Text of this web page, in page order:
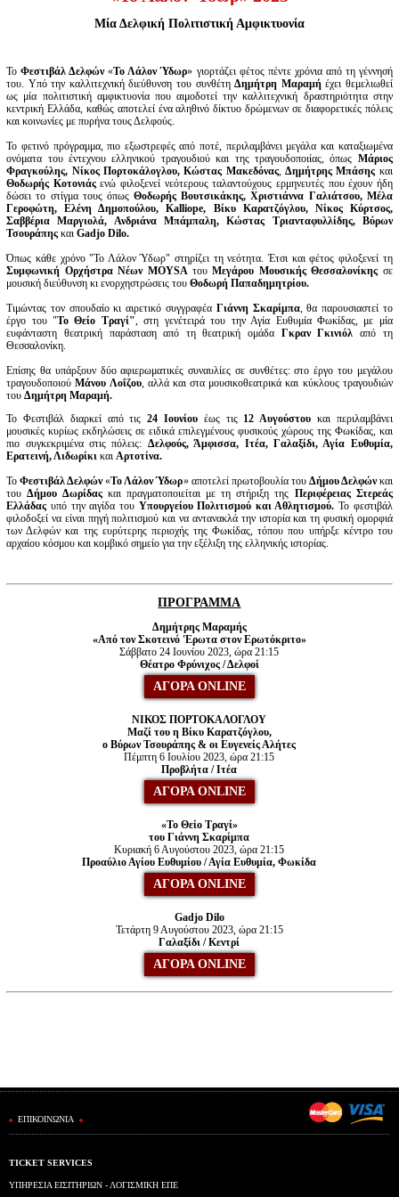
Είσοδος διαχειριστή
Μία Δελφική Πολιτιστική Αμφικτυονία
ΤοΦεστιβάλ Δελφών«Το Λάλον Ύδωρ» γιορτάζει φέτος πέντε χρόνια από τη γέννησή
του. Υπό την καλλιτεχνική διεύθυνση του συνθέτηΔημήτρη Μαραμήέχει θεμελιωθεί
ως μία πολιτιστική αμφικτυονία που αιμοδοτεί την καλλιτεχνική δραστηριότητα στην
κεντρική Ελλάδα, καθώς αποτελεί ένα αληθινό δίκτυο δρώμενων σε διαφορετικές πόλεις
και κοινωνίες με πυρήνα τους Δελφούς.
Το φετινό πρόγραμμα, πιο εξωστρεφές από ποτέ, περιλαμβάνει μεγάλα και καταξιωμένα
ονόματα του έντεχνου ελληνικού τραγουδιού και της τραγουδοποιίας, όπως Μάριος
Φραγκούλης, Νίκος Πορτοκάλογλου, Κώστας Μακεδόνας,Δημήτρης Μπάσης και
Θοδωρής Κοτονιάςενώ φιλοξενεί νεότερους ταλαντούχους ερμηνευτές που έχουν ήδη
δώσει το στίγμα τους όπωςΘοδωρής Βουτσικάκης, Χριστιάννα Γαλιάτσου, Μέλα
Γεροφώτη, Ελένη Δημοπούλου, Kalliope, Βίκυ Καρατζόγλου, Νίκος Κύρτσος,
Σαββέρια Μαργιολά, Ανδριάνα Μπάμπαλη, Κώστας Τριανταφυλλίδης, Βύρων
Τσουράπης καιGadjo Dilo.
Όπως κάθε χρόνο "Το Λάλον Ύδωρ" στηρίζει τη νεότητα. Έτσι και φέτος φιλοξενεί τη
Συμφωνική Ορχήστρα Νέων MOYSA τουΜεγάρου Μουσικής Θεσσαλονίκης σε
μουσική διεύθυνση κι ενορχηστρώσεις τουΘοδωρή Παπαδημητρίου.
Τιμώντας τον σπουδαίο κι αιρετικό συγγραφέα Γιάννη Σκαρίμπα, θα παρουσιαστεί το
έργο του "Το Θείο Τραγί", στη γενέτειρά του την Αγία Ευθυμία Φωκίδας, με μία
ευφάνταστη θεατρική παράσταση από τη θεατρική ομάδα Γκραν Γκινιόλ από τη
Θεσσαλονίκη.
Επίσης θα υπάρξουν δύο αφιερωματικές συναυλίες σε συνθέτες: στο έργο του μεγάλου
τραγουδοποιούΜάνου Λοΐζου, αλλά και στα μουσικοθεατρικά και κύκλους τραγουδιών
τουΔημήτρη Μαραμή.
Το Φεστιβάλ διαρκεί από τις24 Ιουνίου έως τις 12 Αυγούστουκαι περιλαμβάνει
μουσικές κυρίως εκδηλώσεις σε ειδικά επιλεγμένους φυσικούς χώρους της Φωκίδας, και
πιο συγκεκριμένα στις πόλεις: Δελφούς, Άμφισσα, Ιτέα, Γαλαξίδι, Αγία Ευθυμία,
Ερατεινή, ΛιδωρίκικαιΑρτοτίνα.
ΤοΦεστιβάλ Δελφών«Το Λάλον Ύδωρ» αποτελεί πρωτοβουλία του Δήμου Δελφώνκαι
τουΔήμου Δωρίδαςκαι πραγματοποιείται με τη στήριξη της Περιφέρειας Στερεάς
Ελλάδας υπό την αιγίδα τουΥπουργείου Πολιτισμού και Αθλητισμού. Το φεστιβάλ
φιλοδοξεί να είναι πηγή πολιτισμού και να αντανακλά την ιστορία και τη φυσική ομορφιά
των Δελφών και της ευρύτερης περιοχής της Φωκίδας, τόπου που υπήρξε κέντρο του
αρχαίου κόσμου και κομβικό σημείο για την εξέλιξη της ελληνικής ιστορίας.
ΠΡΟΓΡΑΜΜΑ
Δημήτρης Μαραμής
«Από τον Σκοτεινό 'Ερωτα στον Ερωτόκριτο»
Σάββατο 24 Ιουνίου 2023, ώρα 21:15
Θέατρο Φρύνιχος / Δελφοί
ΑΓΟΡΑ ONLINE
ΝΙΚΟΣ ΠΟΡΤΟΚΑΛΟΓΛΟΥ
Μαζί του η Βίκυ Καρατζόγλου,
ο Βύρων Τσουράπης & οι Ευγενείς Αλήτες
Πέμπτη 6 Ιουλίου 2023, ώρα 21:15
Προβλήτα / Ιτέα
ΑΓΟΡΑ ONLINE
«Το Θείο Τραγί»
του Γιάννη Σκαρίμπα
Κυριακή 6 Αυγούστου 2023, ώρα 21:15
Προαύλιο Αγίου Ευθυμίου / Αγία Ευθυμία, Φωκίδα
ΑΓΟΡΑ ONLINE
Gadjo Dilo
Τετάρτη 9 Αυγούστου 2023, ώρα 21:15
Γαλαξίδι / Κεντρί
ΑΓΟΡΑ ONLINE
ΕΠΙΚΟΙΝΩΝΙΑ
TICKET SERVICES
ΥΠΗΡΕΣΙΑ ΕΙΣΙΤΗΡΙΩΝ - ΛΟΓΙΣΜΙΚΗ ΕΠΕ